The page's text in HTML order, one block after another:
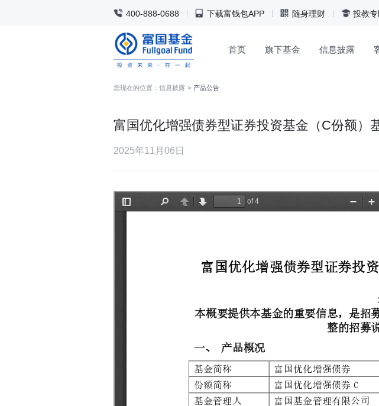
400-888-0688 下载富钱包APP 随身理财 投教
首页 旗下基金 信息披露
您现在的位置： 信息披露 > 产品公告
富国优化增强债券型证券投资基金（C份额）
2025年11月06日